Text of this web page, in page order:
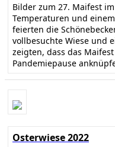
Bilder zum 27. Maifest
Temperaturen und
feierten die
vollbesuchte Wiese und
zeigten, dass das
Pandemiepause
Osterwiese 2022